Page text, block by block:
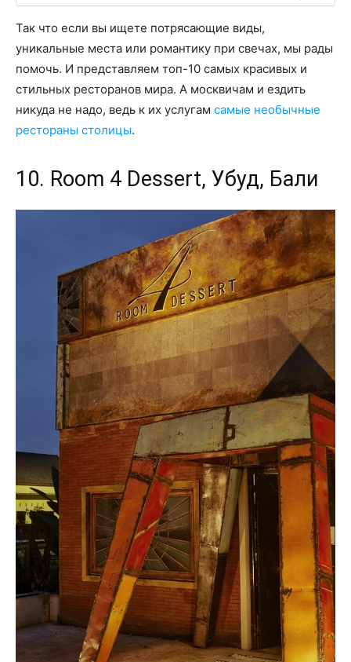
Так что если вы ищете потрясающие виды,
уникальные места или романтику при свечах, мы рады
помочь. И представляем топ-10 самых красивых и
стильных ресторанов мира. А москвичам и ездить
никуда не надо, ведь к их услугам самые необычные
рестораны столицы.
10. Room 4 Dessert, Убуд, Бали